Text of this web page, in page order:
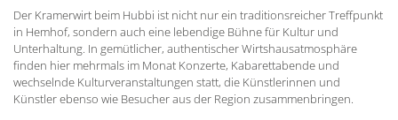
Der Kramerwirt beim Hubbi ist nicht nur ein traditionsreicher Treffpunkt
in Hemhof, sondern auch eine lebendige Bühne für Kultur und
Unterhaltung. In gemütlicher, authentischer Wirtshausatmosphäre
finden hier mehrmals im Monat Konzerte, Kabarettabende und
wechselnde Kulturveranstaltungen statt, die Künstlerinnen und
Künstler ebenso wie Besucher aus der Region zusammenbringen.